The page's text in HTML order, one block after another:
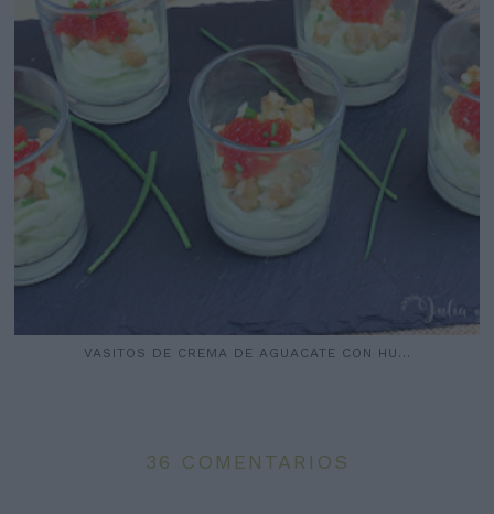
VASITOS DE CREMA DE AGUACATE CON HU...
36 COMENTARIOS